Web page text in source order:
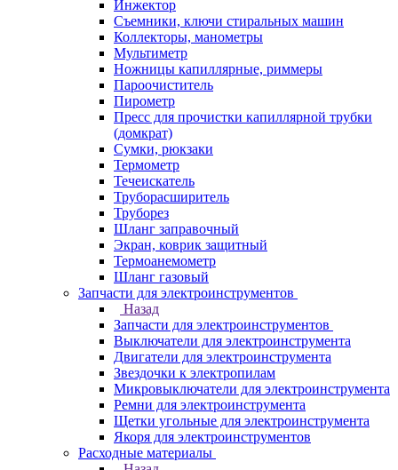
Инжектор
Съемники, ключи стиральных машин
Коллекторы, манометры
Мультиметр
Ножницы капиллярные, риммеры
Пароочиститель
Пирометр
Пресс для прочистки капиллярной трубки
(домкрат)
Сумки, рюкзаки
Термометр
Течеискатель
Труборасширитель
Труборез
Шланг заправочный
Экран, коврик защитный
Термоанемометр
Шланг газовый
Запчасти для электроинструментов
Назад
Запчасти для электроинструментов
Выключатели для электроинструмента
Двигатели для электроинструмента
Звездочки к электропилам
Микровыключатели для электроинструмента
Ремни для электроинструмента
Щетки угольные для электроинструмента
Якоря для электроинструментов
Расходные материалы